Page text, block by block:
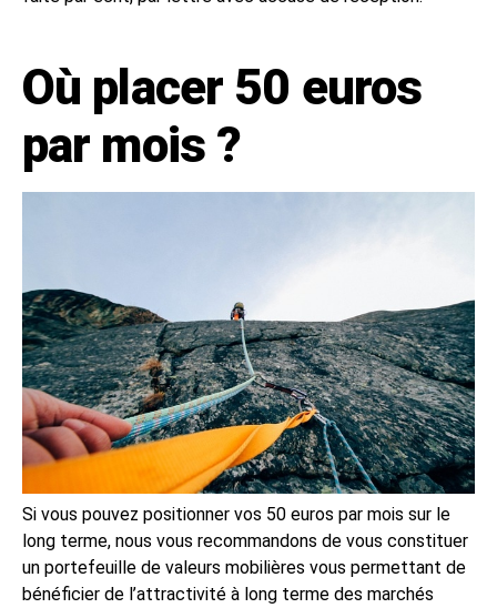
Où placer 50 euros
par mois ?
Si vous pouvez positionner vos 50 euros par mois sur le
long terme, nous vous recommandons de vous constituer
un portefeuille de valeurs mobilières vous permettant de
bénéficier de l’attractivité à long terme des marchés